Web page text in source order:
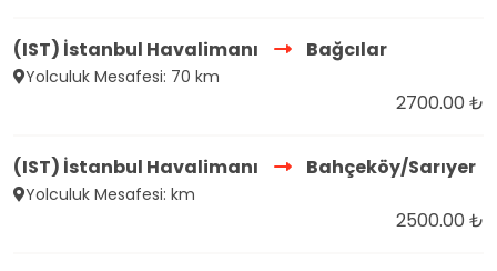
(IST) İstanbul Havalimanı Bağcılar
Yolculuk Mesafesi: 70 km
2700.00 ₺
(IST) İstanbul Havalimanı Bahçeköy/Sarıyer
Yolculuk Mesafesi: km
2500.00 ₺